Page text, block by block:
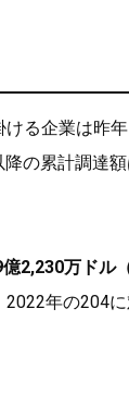
る企業は昨
の累計調達
億2,230万ドル
年の204